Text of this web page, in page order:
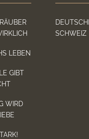
LEBEN
GIBT
WIRD
SCHWEIZ